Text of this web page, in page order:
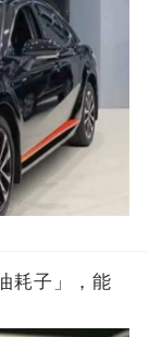
耗子」，能